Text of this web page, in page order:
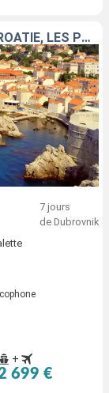
SPLENDEURS MÉDITERRANÉENNES - CROATIE, LES POUILLES, LA SICILE ET MALTE
7 jours
de Dubrovnik
+
699 €